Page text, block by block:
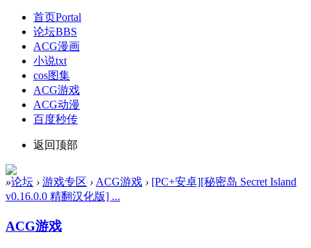
首页Portal
论坛BBS
ACG漫画
小说txt
cos图集
ACG游戏
ACG动漫
百度秒传
返回顶部
»论坛 › 游戏专区 › ACG游戏 › [PC+安卓][秘密岛 Secret Island
v0.16.0.0 精翻汉化版] ...
ACG游戏